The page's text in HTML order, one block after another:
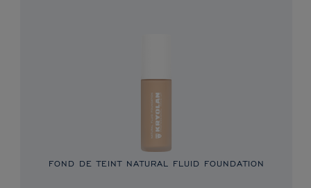
FOND DE TEINT NATURAL FLUID FOUNDATION